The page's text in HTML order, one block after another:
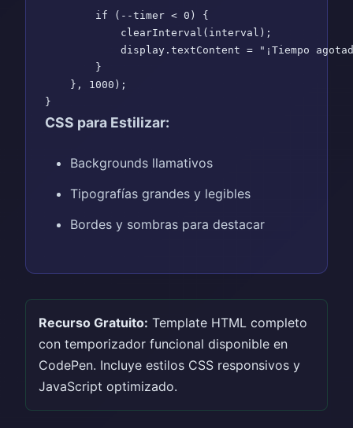
        if (--timer < 0) {
            clearInterval(interval);
display.textContent = "¡Tiempo
        }
    }, 1000);
CSS para Estilizar:
Backgrounds llamativos
Tipografías grandes y legibles
Bordes y sombras para destacar
Recurso Gratuito: Template HTML completo
con temporizador funcional disponible en
CodePen. Incluye estilos CSS responsivos y
JavaScript optimizado.